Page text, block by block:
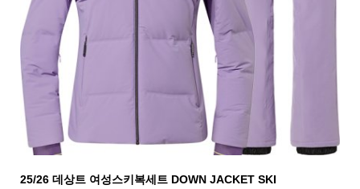
25/26 데상트 여성스키복세트 DOWN JACKET SKI